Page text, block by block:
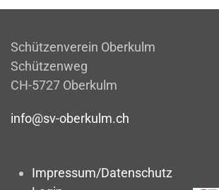
Schützenverein Oberkulm
Schützenweg
CH-5727 Oberkulm
info@sv-oberkulm.ch
Impressum/Datenschutz